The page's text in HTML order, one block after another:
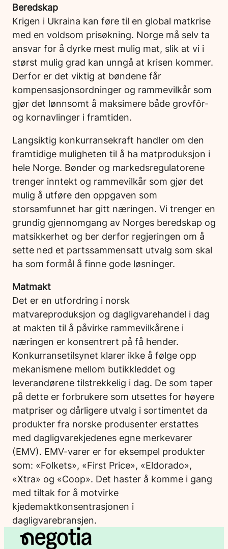
Beredskap
Krigen i Ukraina kan føre til en global matkrise
med en voldsom prisøkning. Norge må selv ta
ansvar for å dyrke mest mulig mat, slik at vi i
størst mulig grad kan unngå at krisen kommer.
Derfor er det viktig at bøndene får
kompensasjonsordninger og rammevilkår som
gjør det lønnsomt å maksimere både grovfôr-
og kornavlinger i framtiden.
Langsiktig konkurransekraft handler om den
framtidige muligheten til å ha matproduksjon i
hele Norge. Bønder og markedsregulatorene
trenger inntekt og rammevilkår som gjør det
mulig å utføre den oppgaven som
storsamfunnet har gitt næringen. Vi trenger en
grundig gjennomgang av Norges beredskap og
matsikkerhet og ber derfor regjeringen om å
sette ned et partssammensatt utvalg som skal
ha som formål å finne gode løsninger.
Matmakt
Det er en utfordring i norsk
matvareproduksjon og dagligvarehandel i dag
at makten til å påvirke rammevilkårene i
næringen er konsentrert på få hender.
Konkurransetilsynet klarer ikke å følge opp
mekanismene mellom butikkleddet og
leverandørene tilstrekkelig i dag. De som taper
på dette er forbrukere som utsettes for høyere
matpriser og dårligere utvalg i sortimentet da
produkter fra norske produsenter erstattes
med dagligvarekjedenes egne merkevarer
(EMV). EMV-varer er for eksempel produkter
som: «Folkets», «First Price», «Eldorado»,
«Xtra» og «Coop». Det haster å komme i gang
med tiltak for å motvirke
kjedemaktkonsentrasjonen i
dagligvarebransjen.